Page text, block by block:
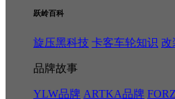
跃岭百科
旋压黑科技 卡客车轮知识 改
品牌故事
YLW品牌 ARTKA品牌